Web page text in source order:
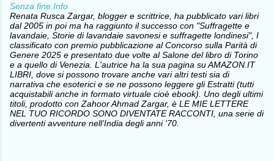
Senza fine.Info
Renata Rusca Zargar, blogger e scrittrice, ha pubblicato vari libri
dal 2005 in poi ma ha raggiunto il successo con "Suffragette e
lavandaie, Storie di lavandaie savonesi e suffragette londinesi", I
classificato con premio pubblicazione al Concorso sulla Parità di
Genere 2025 e presentato due volte al Salone del libro di Torino
e a quello di Venezia. L'autrice ha la sua pagina su AMAZON.IT
LIBRI, dove si possono trovare anche vari altri testi sia di
narrativa che esoterici e se ne possono leggere gli Estratti (tutti
acquistabili anche in formato virtuale cioè ebook). Uno degli ultimi
titoli, prodotto con Zahoor Ahmad Zargar, è LE MIE LETTERE
NEL TUO RICORDO SONO DIVENTATE RACCONTI, una serie di
divertenti avventure nell’India degli anni ‘70.